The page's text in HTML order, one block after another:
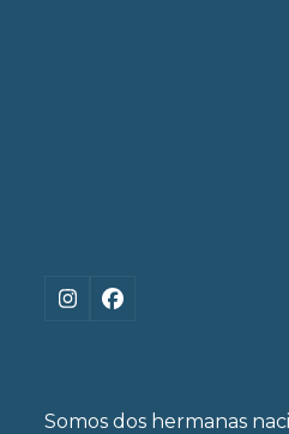
Instagram
Facebook
Somos dos hermanas